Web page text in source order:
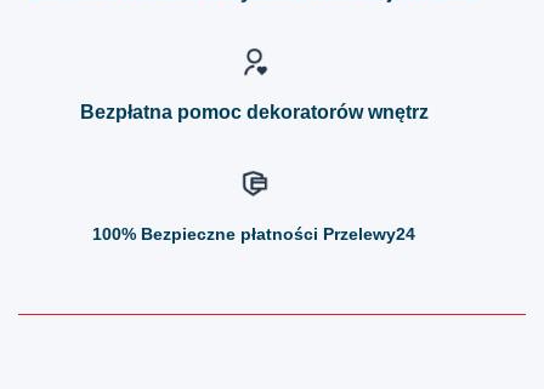
Bezpłatna pomoc dekoratorów wnętrz
100% Bezpieczne płatności Przelewy24